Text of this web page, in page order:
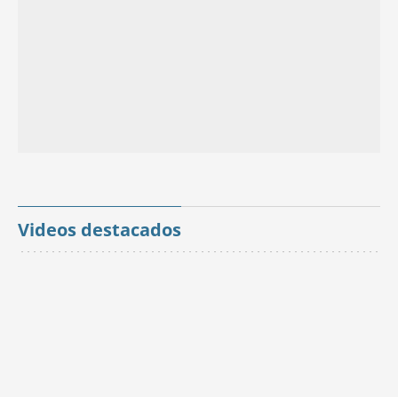
Videos destacados